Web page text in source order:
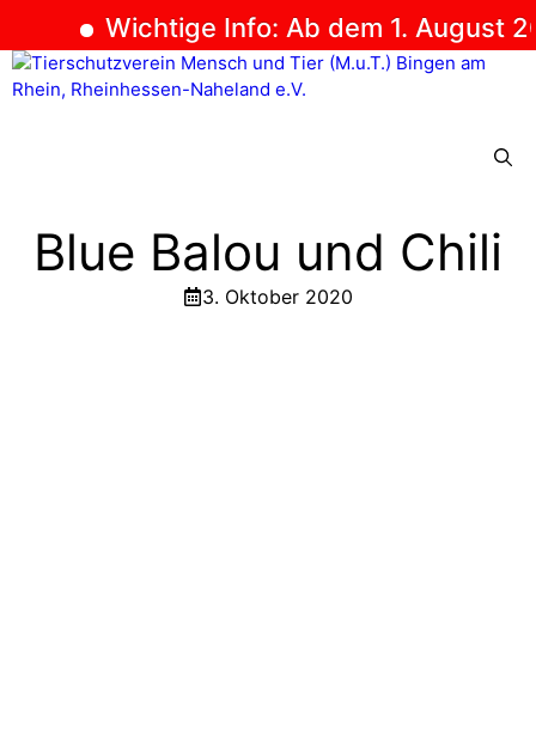
Wichtige Info: Ab dem 1. August
Zum
Inhalt
Blue Balou und Chili
3. Oktober 2020